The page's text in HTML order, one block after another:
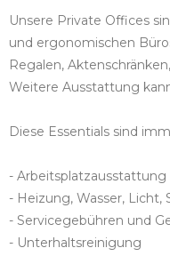
Unsere Private Offices
und ergonomischen
Regalen,
Weitere Ausstattung
Diese Essentials sind
- Arbeitsplatzausstattung
- Heizung, Wasser, Licht,
- Servicegebühren und
- Unterhaltsreinigung​